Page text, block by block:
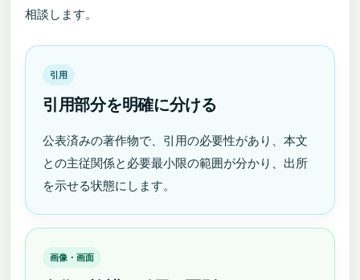
相談します。
引用
引用部分を明確に分ける
公表済みの著作物で、引用の必要性があり、本文
との主従関係と必要最小限の範囲が分かり、出所
を示せる状態にします。
画像・画面